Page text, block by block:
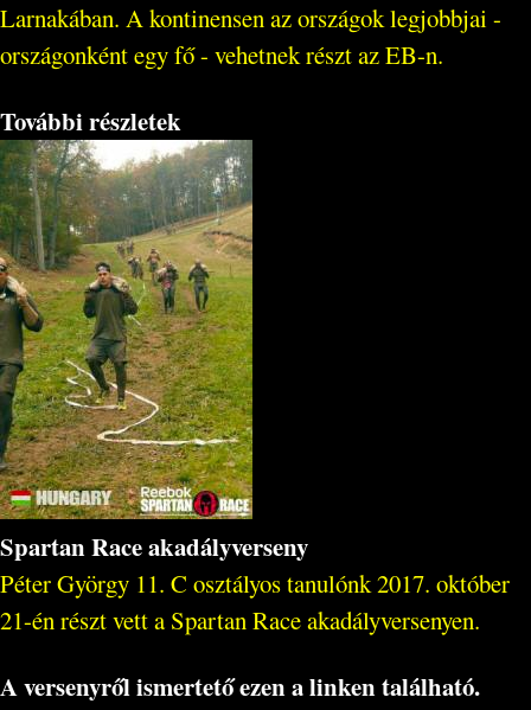
Larnakában. A kontinensen az országok legjobbjai -
országonként egy fő - vehetnek részt az EB-n.
További részletek
Spartan Race akadályverseny
Péter György 11. C osztályos tanulónk 2017. október
21-én részt vett a Spartan Race akadályversenyen.
A versenyről ismertető ezen a linken található.